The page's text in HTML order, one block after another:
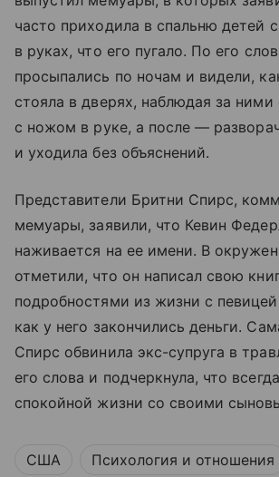
часто приходила в спальню детей
в руках, что его пугало. По его
просыпались по ночам и видели,
стояла в дверях, наблюдая за
с ножом в руке, а после —
и уходила без объяснений.
Представители Бритни Спирс,
мемуары, заявили, что Кевин
наживается на ее имени. В
отметили, что он написал свою
подробностями из жизни с певицей
как у него закончились деньги.
Спирс обвинила экс-супруга в
его слова и подчеркнула, что
спокойной жизни со своими
США Психология и отношения